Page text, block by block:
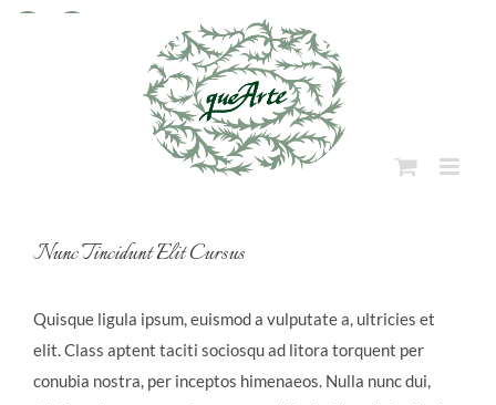
Skip
Larger
Nunc Tincidunt Elit Cursus
Quisque ligula ipsum, euismod a vulputate a, ultricies et
elit. Class aptent taciti sociosqu ad litora torquent per
conubia nostra, per inceptos himenaeos. Nulla nunc dui,